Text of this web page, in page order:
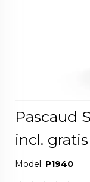
Pascaud
incl.
Model: P1940